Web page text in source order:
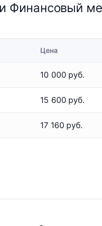
Финансовый
Цена
10 000 руб.
15 600 руб.
17 160 руб.